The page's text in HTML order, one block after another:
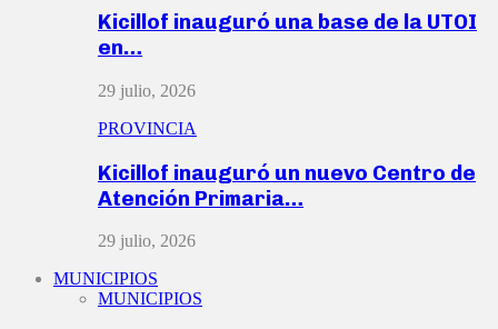
Kicillof inauguró una base de la UTOI
en…
29 julio, 2026
PROVINCIA
Kicillof inauguró un nuevo Centro de
Atención Primaria…
29 julio, 2026
MUNICIPIOS
MUNICIPIOS